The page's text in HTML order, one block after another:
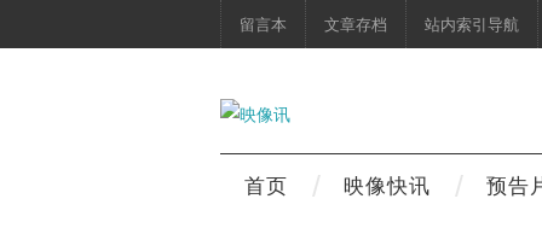
留言本 文章存档 站内索引导航
首页 映像快讯 预告